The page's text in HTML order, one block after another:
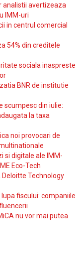
analistii avertizeaza
IMM-uri
in centrul comercial
54% din creditele
sociala inaspreste
BNR de institutie
scumpesc din iulie:
la taxa
noi provocari de
si digitale ale IMM-
Eco-Tech
Technology
fiscului: companiile
nu vor mai putea